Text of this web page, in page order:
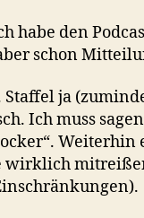
habe den
schon
Staffel ja
Ich muss
Weiterhin
wirklich